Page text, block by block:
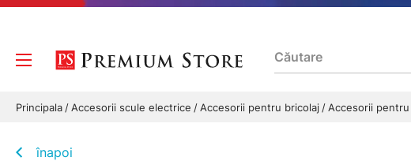
Principala Accesorii scule electrice Accesorii pentru bricolaj Accesorii
înapoi